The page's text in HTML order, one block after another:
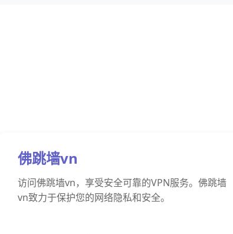
佛跳墙vn
访问佛跳墙vn，享受安全可靠的VPN服务。佛跳墙
vn致力于保护您的网络隐私和安全。